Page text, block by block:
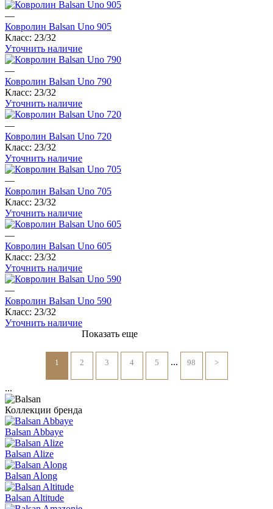
—
Ковролин Balsan Uno 905
Класс: 23/32
Уточнить наличие
—
Ковролин Balsan Uno 790
Класс: 23/32
Уточнить наличие
—
Ковролин Balsan Uno 720
Класс: 23/32
Уточнить наличие
—
Ковролин Balsan Uno 705
Класс: 23/32
Уточнить наличие
—
Ковролин Balsan Uno 605
Класс: 23/32
Уточнить наличие
—
Ковролин Balsan Uno 590
Класс: 23/32
Уточнить наличие
Показать еще
1 2 3 4 5 ... 98 >
...
Коллекции бренда
Balsan Abbaye
Balsan Alize
Balsan Along
Balsan Altitude